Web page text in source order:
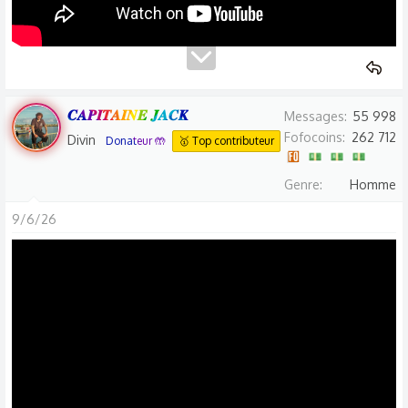
𝑪𝑨𝑷𝑰𝑻𝑨𝑰𝑵𝑬 𝑱𝑨𝑪𝑲
Divin Donateur 🤲 🥇 Top contributeur
Messages
55 998
Fofocoins
262 712
Genre Homme
9/6/26